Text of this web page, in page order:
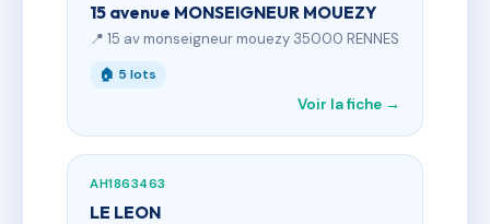
15 avenue MONSEIGNEUR MOUEZY
📍 15 av monseigneur mouezy 35000 RENNES
🏠 5 lots
Voir la fiche →
AH1863463
LE LEON